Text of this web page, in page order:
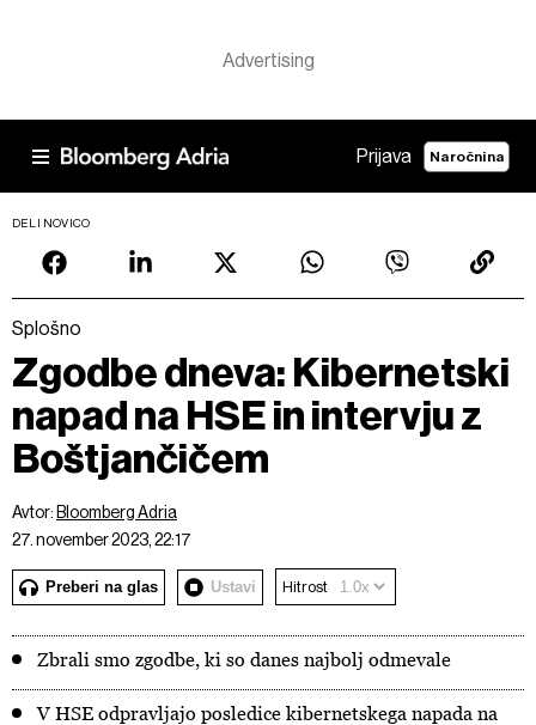
Prijava Naročnina
DELI NOVICO
Splošno
Zgodbe dneva: Kibernetski
napad na HSE in intervju z
Boštjančičem
Avtor: Bloomberg Adria
27. november 2023, 22:17
Preberi na glas Ustavi Hitrost
Zbrali smo zgodbe, ki so danes najbolj odmevale
V HSE odpravljajo posledice kibernetskega napada na